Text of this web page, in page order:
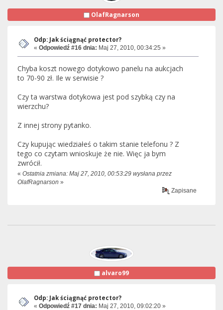
OlafRagnarson
Odp: Jak ściągnąć protector?
« Odpowiedź #16 dnia: Maj 27, 2010, 00:34:25 »
Chyba koszt nowego dotykowo panelu na aukcjach
to 70-90 zł. Ile w serwisie ?
Czy ta warstwa dotykowa jest pod szybką czy na
wierzchu?
Z innej strony pytanko.
Czy kupując wiedziałeś o takim stanie telefonu ? Z
tego co czytam wnioskuje że nie. Więc ja bym
zwrócił.
« Ostatnia zmiana: Maj 27, 2010, 00:53:29 wysłana przez
OlafRagnarson »
Zapisane
alvaro99
Odp: Jak ściągnąć protector?
« Odpowiedź #17 dnia: Maj 27, 2010, 09:02:20 »